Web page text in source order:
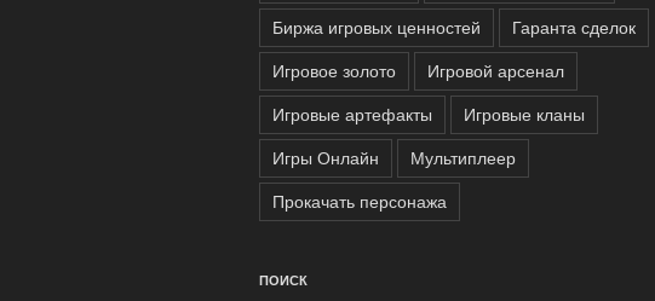
Биржа игровых ценностей
Гаранта сделок
Игровое золото
Игровой арсенал
Игровые артефакты
Игровые кланы
Игры Онлайн
Мультиплеер
Прокачать персонажа
ПОИСК